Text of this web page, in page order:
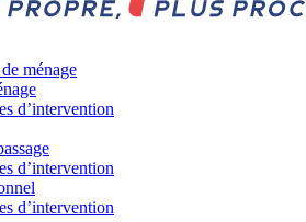
ménage
d’intervention
d’intervention
d’intervention